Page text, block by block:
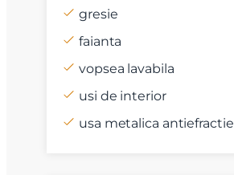
gresie
faianta
vopsea lavabila
usi de interior
usa metalica antiefractie